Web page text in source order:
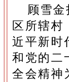
顾雪
区所辖村
近平新时
和党的二
全会精神